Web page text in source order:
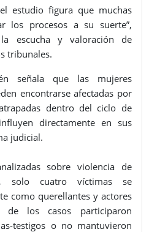
estudio figura que muchas
los procesos a su suerte”,
escucha y valoración de
tribunales.
señala que las mujeres
encontrarse afectadas por
dentro del ciclo de
directamente en sus
judicial.
sobre violencia de
solo cuatro víctimas se
como querellantes y actores
los casos participaron
testigos o no mantuvieron